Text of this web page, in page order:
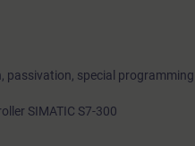
passivation, special programming
SIMATIC S7-300